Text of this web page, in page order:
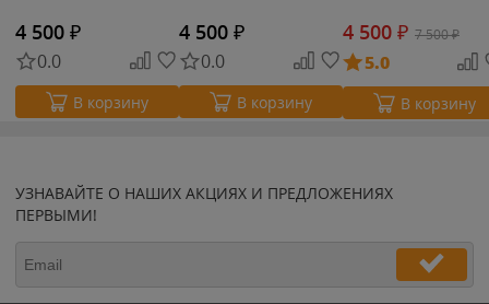
4 500 ₽
0.0
В корзину
4 500 ₽
0.0
В корзину
4 500 ₽ 7 500₽
5.0
В корзину
УЗНАВАЙТЕ О НАШИХ АКЦИЯХ И ПРЕДЛОЖЕНИЯХ
ПЕРВЫМИ!